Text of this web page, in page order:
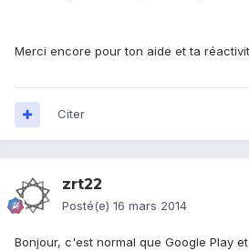
Merci encore pour ton aide et ta
Citer
zrt22
Posté(e) 16 mars 2014
Bonjour, c'est normal que Google Play